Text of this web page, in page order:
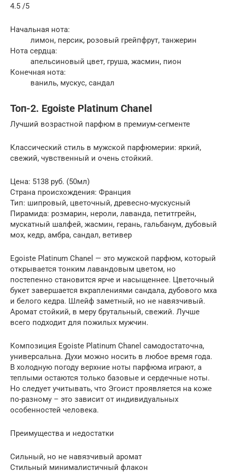
4.5 /5
Начальная нота:
лимон, персик, розовый грейпфрут, танжерин
Нота сердца:
апельсиновый цвет, груша, жасмин, пион
Конечная нота:
ваниль, мускус, сандал
Топ-2. Egoiste Platinum Chanel
Лучший возрастной парфюм в премиум-сегменте
Классический стиль в мужской парфюмерии: яркий,
свежий, чувственный и очень стойкий.
Цена: 5138 руб. (50мл)
Страна происхождения: Франция
Тип: шипровый, цветочный, древесно-мускусный
Пирамида: розмарин, нероли, лаванда, петитгрейн,
мускатный шалфей, жасмин, герань, гальбанум, дубовый
мох, кедр, амбра, сандал, ветивер
Egoiste Platinum Chanel — это мужской парфюм, который
открывается тонким лавандовым цветом, но
постепенно становится ярче и насыщеннее. Цветочный
букет завершается вкраплениями сандала, дубового мха
и белого кедра. Шлейф заметный, но не навязчивый.
Аромат стойкий, в меру брутальный, свежий. Лучше
всего подходит для пожилых мужчин.
Композиция Egoiste Platinum Chanel самодостаточна,
универсальна. Духи можно носить в любое время года.
В холодную погоду верхние ноты парфюма играют, а
теплыми остаются только базовые и сердечные ноты.
Но следует учитывать, что Эгоист проявляется на коже
по-разному – это зависит от индивидуальных
особенностей человека.
Преимущества и недостатки
Сильный, но не навязчивый аромат
Стильный минималистичный флакон